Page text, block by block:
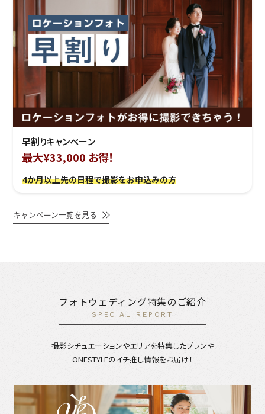
早割りキャンペーン
最大¥33,000 お得！
4か月以上先の日程で撮影をお申込みの方
キャンペーン一覧を見る
フォトウェディング特集のご紹介
SPECIAL REPORT
撮影シチュエーションやエリアを特集したプランや
ONESTYLEのイチ推し情報をお届け！